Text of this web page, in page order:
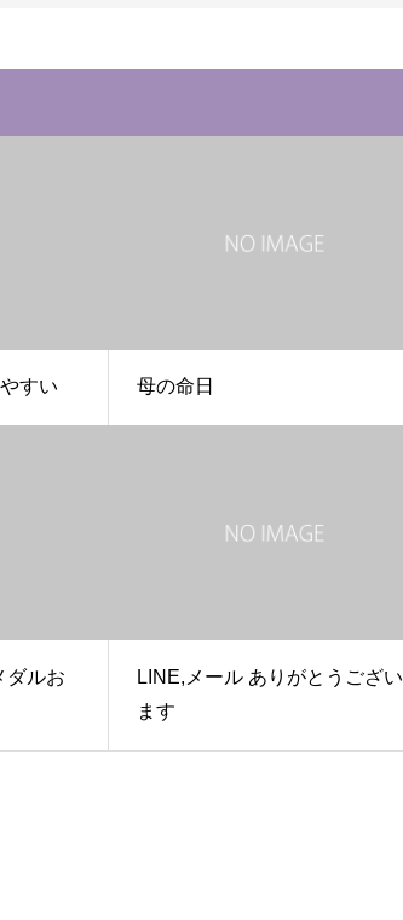
すい 母の命日
ダルお
LINE,メール ありがとうござい
ます